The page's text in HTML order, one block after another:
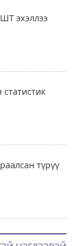
эхэллээ
түрүү